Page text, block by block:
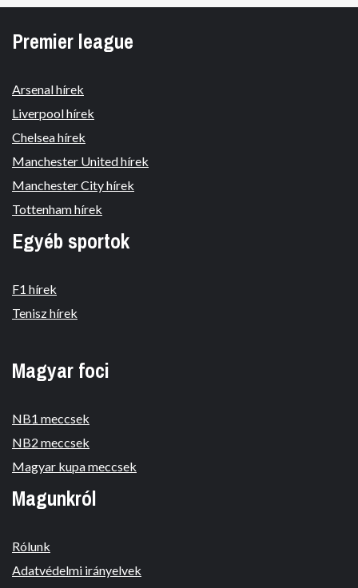
Premier league
Arsenal hírek
Liverpool hírek
Chelsea hírek
Manchester United hírek
Manchester City hírek
Tottenham hírek
Egyéb sportok
F1 hírek
Tenisz hírek
Magyar foci
NB1 meccsek
NB2 meccsek
Magyar kupa meccsek
Magunkról
Rólunk
Adatvédelmi irányelvek